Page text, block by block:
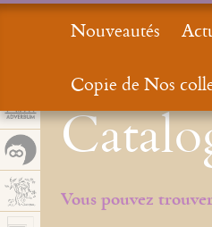
Vous pouvez
Nouveautés
Copie de Nos